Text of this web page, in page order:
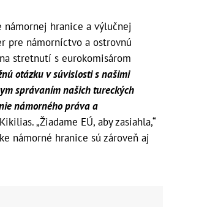
námornej hranice a výlučnej
pre námorníctvo a ostrovnú
stretnutí s eurokomisárom
otázku v súvislosti s našimi
správaním našich tureckých
námorného práva a
„Žiadame EÚ, aby zasiahla,“
námorné hranice sú zároveň aj